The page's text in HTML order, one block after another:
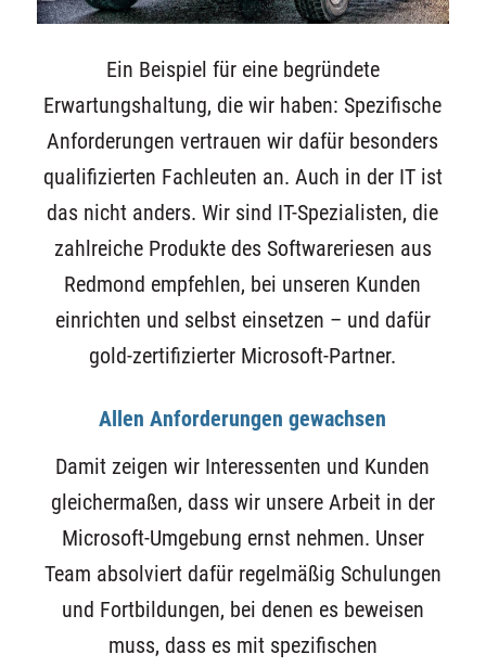
Ein Beispiel für eine begründete
Erwartungshaltung, die wir haben: Spezifische
Anforderungen vertrauen wir dafür besonders
qualifizierten Fachleuten an. Auch in der IT ist
das nicht anders. Wir sind IT-Spezialisten, die
zahlreiche Produkte des Softwareriesen aus
Redmond empfehlen, bei unseren Kunden
einrichten und selbst einsetzen – und dafür
gold-zertifizierter Microsoft-Partner.
Allen Anforderungen gewachsen
Damit zeigen wir Interessenten und Kunden
gleichermaßen, dass wir unsere Arbeit in der
Microsoft-Umgebung ernst nehmen. Unser
Team absolviert dafür regelmäßig Schulungen
und Fortbildungen, bei denen es beweisen
muss, dass es mit spezifischen